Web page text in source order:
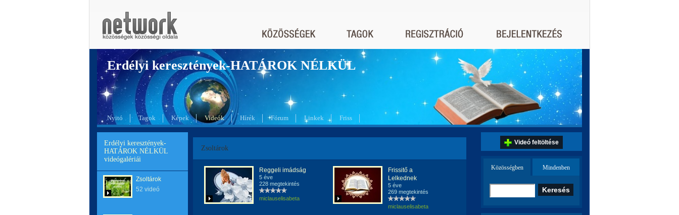
Erdélyi keresztények-HATÁROK NÉLKÜL
Nyitó Tagok Képek Videók Hírek Fórum Linkek Friss
Erdélyi keresztények-
HATÁROK NÉLKÜL
videógalériái
Zsoltárok
52 videó
Zsoltárok
Reggeli imádság
5 éve
228 megtekintés
miclauselisabeta
Frissitő a
Lelkednek
5 éve
269 megtekintés
miclauselisabeta
Videó feltöltése
Közösségben Mindenben